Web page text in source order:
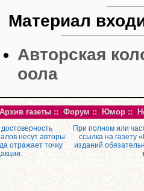
Материал
Авторская
оола
Архив газеты :: Форум :: Юмор ::
несут авторы.
отражает точку
При полном или
ссылка на газету
изданий